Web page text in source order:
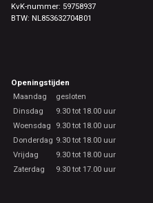
KvK-nummer: 59758937
BTW: NL853632704B01
Openingstijden
Maandag
gesloten
Dinsdag
9.30 tot 18.00 uur
Woensdag
9.30 tot 18.00 uur
Donderdag 9.30 tot 18.00 uur
Vrijdag
9.30 tot 18.00 uur
Zaterdag
9.30 tot 17.00 uur